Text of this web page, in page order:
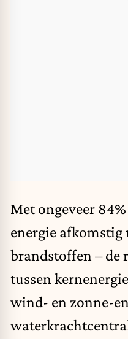
Met ongeveer
energie afkomstig
brandstoffen – de
tussen
wind- en zonne-